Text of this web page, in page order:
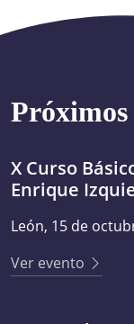
Próximos
X Curso
Enrique
León, 15 de
Ver evento